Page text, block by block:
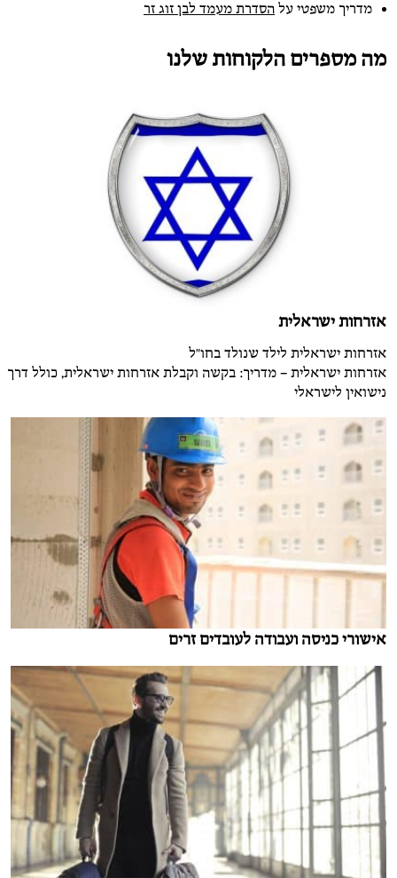
מדריך משפטי על הסדרת מעמד לבן זוג זר
מה מספרים הלקוחות שלנו
אזרחות ישראלית
אזרחות ישראלית לילד שנולד בחו"ל
אזרחות ישראלית – מדריך: בקשה וקבלת אזרחות ישראלית, כולל דרך
נישואין לישראלי
אישורי כניסה ועבודה לעובדים זרים